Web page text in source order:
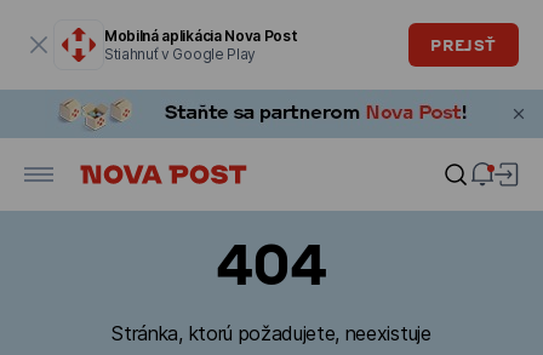
Mobilná aplikácia Nova Post
Stiahnuť v Google Play
PREJSŤ
404
Stránka, ktorú požadujete, neexistuje